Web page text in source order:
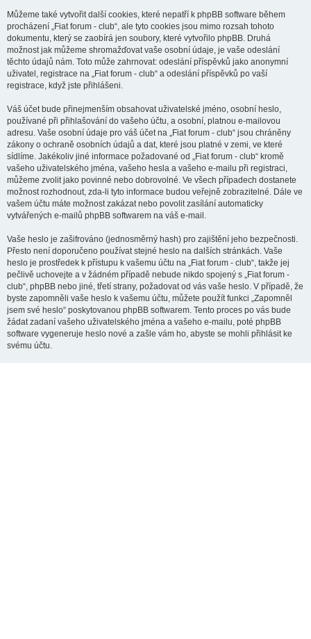
Můžeme také vytvořit další cookies, které nepatří k phpBB software během
procházení „Fiat forum - club“, ale tyto cookies jsou mimo rozsah tohoto
dokumentu, který se zaobírá jen soubory, které vytvořilo phpBB. Druhá
možnost jak můžeme shromažďovat vaše osobní údaje, je vaše odeslání
těchto údajů nám. Toto může zahrnovat: odeslání příspěvků jako anonymní
uživatel, registrace na „Fiat forum - club“ a odeslání příspěvků po vaší
registrace, když jste přihlášeni.
Váš účet bude přinejmenším obsahovat uživatelské jméno, osobní heslo,
používané při přihlašování do vašeho účtu, a osobní, platnou e-mailovou
adresu. Vaše osobní údaje pro váš účet na „Fiat forum - club“ jsou chráněny
zákony o ochraně osobních údajů a dat, které jsou platné v zemi, ve které
sídlíme. Jakékoliv jiné informace požadované od „Fiat forum - club“ kromě
vašeho uživatelského jména, vašeho hesla a vašeho e-mailu při registraci,
můžeme zvolit jako povinné nebo dobrovolné. Ve všech případech dostanete
možnost rozhodnout, zda-li tyto informace budou veřejně zobrazitelné. Dále ve
vašem účtu máte možnost zakázat nebo povolit zasílání automaticky
vytvářených e-mailů phpBB softwarem na váš e-mail.
Vaše heslo je zašifrováno (jednosměrný hash) pro zajištění jeho bezpečnosti.
Přesto není doporučeno používat stejné heslo na dalších stránkách. Vaše
heslo je prostředek k přístupu k vašemu účtu na „Fiat forum - club“, takže jej
pečlivě uchovejte a v žádném případě nebude nikdo spojený s „Fiat forum -
club“, phpBB nebo jiné, třetí strany, požadovat od vás vaše heslo. V případě, že
byste zapomněli vaše heslo k vašemu účtu, můžete použít funkci „Zapomněl
jsem své heslo“ poskytovanou phpBB softwarem. Tento proces po vás bude
žádat zadaní vašeho uživatelského jména a vašeho e-mailu, poté phpBB
software vygeneruje heslo nové a zašle vám ho, abyste se mohli přihlásit ke
svému účtu.